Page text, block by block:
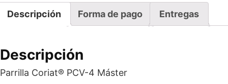
cantidad
Descripción Forma de pago Entregas
Descripción
Parrilla Coriat® PCV-4 Máster